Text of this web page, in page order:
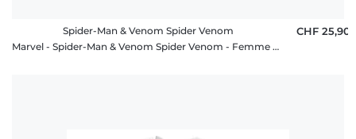
Spider-Man & Venom Spider Venom
Marvel - Spider-Man & Venom Spider Venom - Femme T-shirt
CHF 25,90